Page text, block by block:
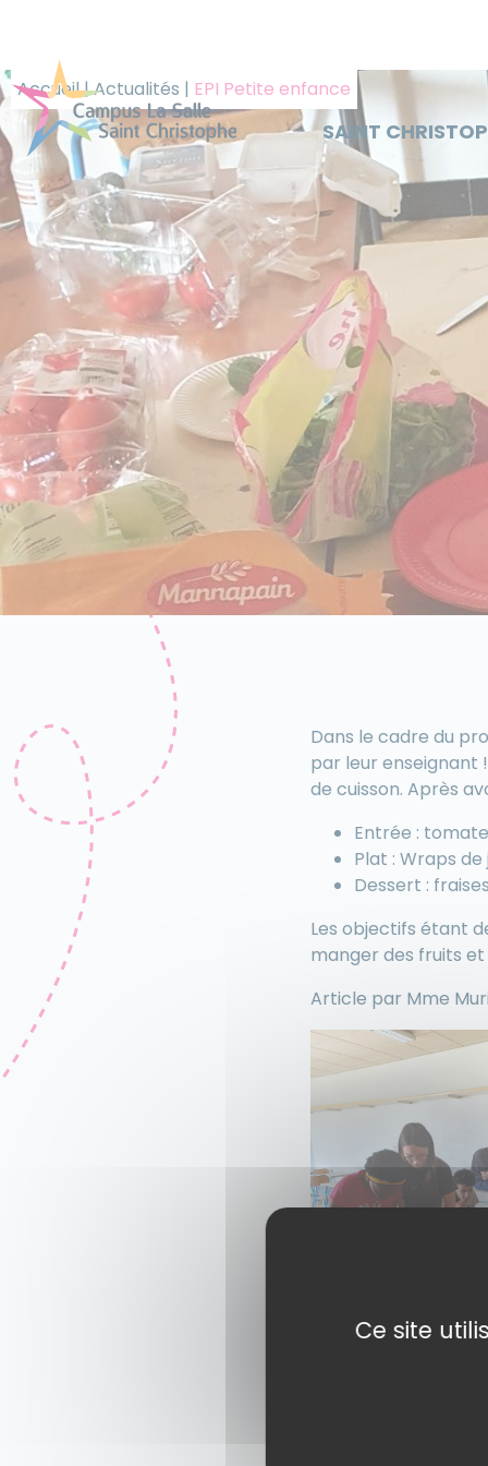
SAINT
Accueil|Actualités | EPI Petite enfance
Dans le cadre du
par leur enseignant
de cuisson. Après
Entrée :
Plat : Wraps
Dessert :
Les objectifs étant
manger des fruits
Article par Mme
Ce site